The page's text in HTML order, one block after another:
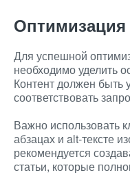
Оптимизация
Для успешной
необходимо уделить
Контент должен
соответствовать
Важно использовать
абзацах и alt-тексте
рекомендуется
статьи, которые